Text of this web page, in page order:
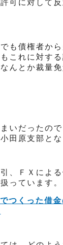
可に対して
も債権者か
これに対す
んとか裁量
いだったの
田原支部とな
、ＦＸによ
っています。
つくった借